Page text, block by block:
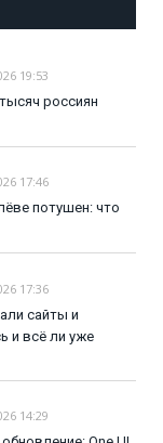
19:53
россиян
17:46
потушен: что
17:36
сайты и
и всё ли уже
14:29